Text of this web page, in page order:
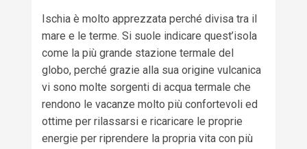
Ischia è molto apprezzata perché divisa tra il
mare e le terme. Si suole indicare quest’isola
come la più grande stazione termale del
globo, perché grazie alla sua origine vulcanica
vi sono molte sorgenti di acqua termale che
rendono le vacanze molto più confortevoli ed
ottime per rilassarsi e ricaricare le proprie
energie per riprendere la propria vita con più